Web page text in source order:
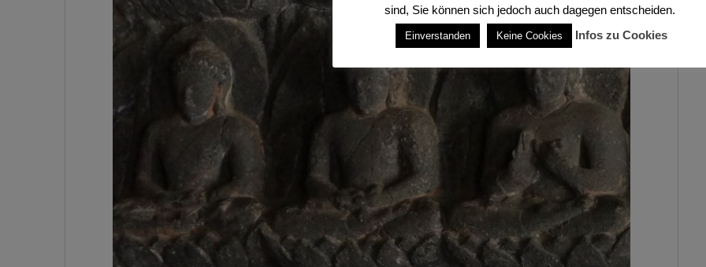
sind, Sie können sich jedoch auch dagegen entscheiden.
Einverstanden Keine Cookies Infos zu Cookies